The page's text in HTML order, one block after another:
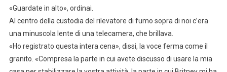
«Guardate in alto», ordinai.
Al centro della custodia del rilevatore di fumo sopra di noi c’era
una minuscola lente di una telecamera, che brillava.
«Ho registrato questa intera cena», dissi, la voce ferma come il
granito. «Compresa la parte in cui avete discusso di usare la mia